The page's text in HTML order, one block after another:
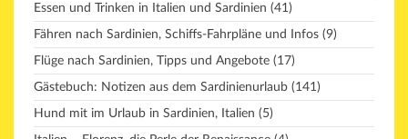
Essen und Trinken in Italien und Sardinien (41)
Fähren nach Sardinien, Schiffs-Fahrpläne und Infos (9)
Flüge nach Sardinien, Tipps und Angebote (17)
Gästebuch: Notizen aus dem Sardinienurlaub (141)
Hund mit im Urlaub in Sardinien, Italien (5)